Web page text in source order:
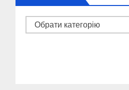
Категорії